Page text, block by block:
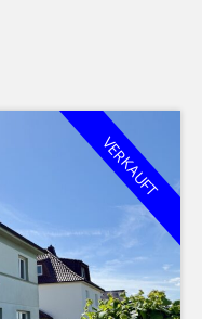
VERKAUFT